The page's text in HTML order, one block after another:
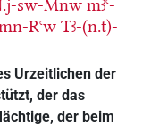
sw-Mnw mꜣꜥ-
Rꜥw Tꜣ-(n.t)-
Urzeitlichen der
der das
der beim